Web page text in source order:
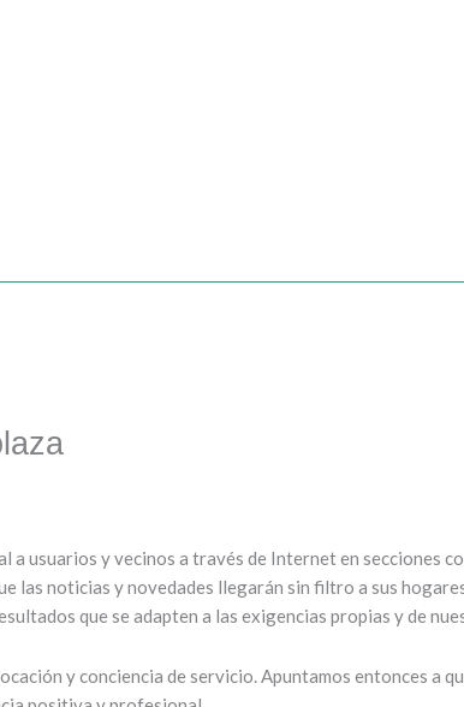
a usuarios y vecinos a través de Internet en secciones
las noticias y novedades llegarán sin filtro a sus
que se adapten a las exigencias propias y de
y conciencia de servicio. Apuntamos entonces a